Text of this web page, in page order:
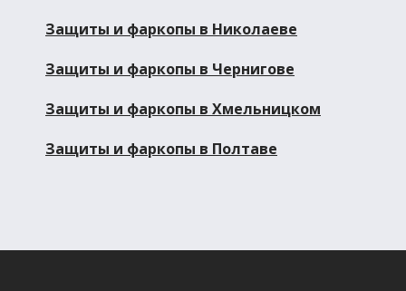
Защиты и фаркопы в Николаеве
Защиты и фаркопы в Чернигове
Защиты и фаркопы в Хмельницком
Защиты и фаркопы в Полтаве